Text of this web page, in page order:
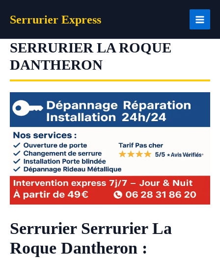
Serrurier Express
SERRURIER LA ROQUE
DANTHERON
Serrurier Serrurier La
Roque Dantheron :